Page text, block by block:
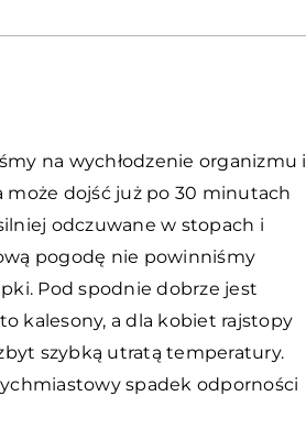
na wychłodzenie organizmu i
może dojść już po 30 minutach
odczuwane w stopach i
pogodę nie powinniśmy
Pod spodnie dobrze jest
kalesony, a dla kobiet rajstopy
szybką utratą temperatury.
spadek odporności